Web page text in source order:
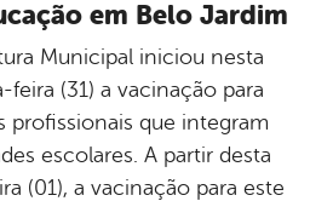
em Belo Jardim
Municipal iniciou nesta
feira (31) a vacinação para
profissionais que integram
escolares. A partir desta
(01), a vacinação para este